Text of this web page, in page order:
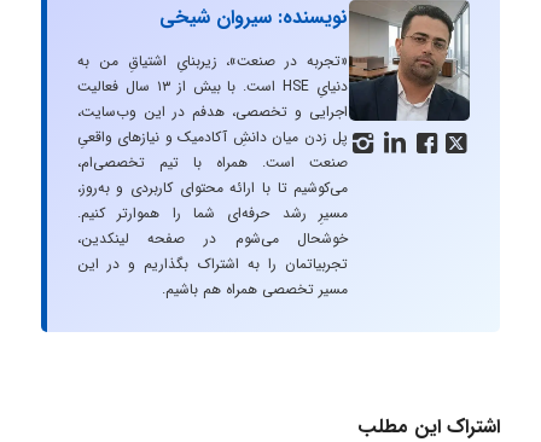
   
نویسنده: سیروان شیخی
«تجربه در صنعت»، زیربنایِ اشتیاقِ من به
دنیایِ HSE است. با بیش از ۱۳ سال فعالیت
اجرایی و تخصصی، هدفم در این وب‌سایت،
پل زدن میان دانشِ آکادمیک و نیازهای واقعیِ
صنعت است. همراه با تیم تخصصی‌ام،
می‌کوشیم تا با ارائه محتوای کاربردی و به‌روز،
مسیرِ رشد حرفه‌ای شما را هموارتر کنیم.
خوشحال می‌شوم در صفحه لینکدین،
تجربیاتمان را به اشتراک بگذاریم و در این
مسیر تخصصی همراه هم باشیم.
اشتراک این مطلب